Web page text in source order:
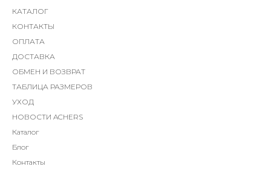
КАТАЛОГ
КОНТАКТЫ
ОПЛАТА
ДОСТАВКА
ОБМЕН И ВОЗВРАТ
ТАБЛИЦА РАЗМЕРОВ
УХОД
НОВОСТИ ACHERS
Каталог
Блог
Контакты